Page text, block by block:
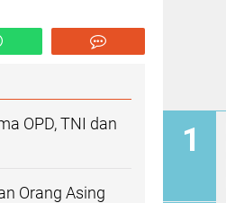
OPD, TNI dan
Orang Asing